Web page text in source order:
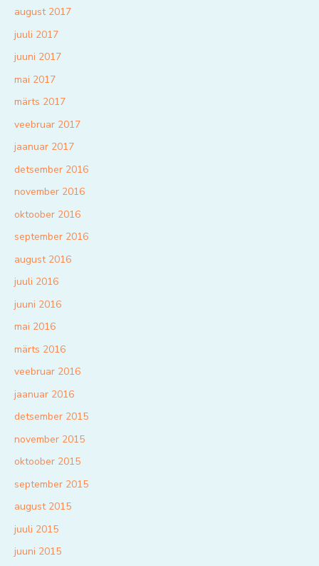
august 2017
juuli 2017
juuni 2017
mai 2017
märts 2017
veebruar 2017
jaanuar 2017
detsember 2016
november 2016
oktoober 2016
september 2016
august 2016
juuli 2016
juuni 2016
mai 2016
märts 2016
veebruar 2016
jaanuar 2016
detsember 2015
november 2015
oktoober 2015
september 2015
august 2015
juuli 2015
juuni 2015